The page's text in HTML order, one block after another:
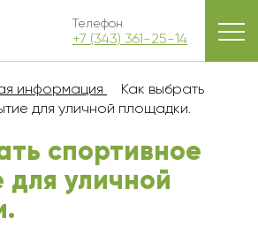
Телефон
+7 (343) 361-25-14
информация
Как выбрать
для уличной площадки.
спортивное
уличной